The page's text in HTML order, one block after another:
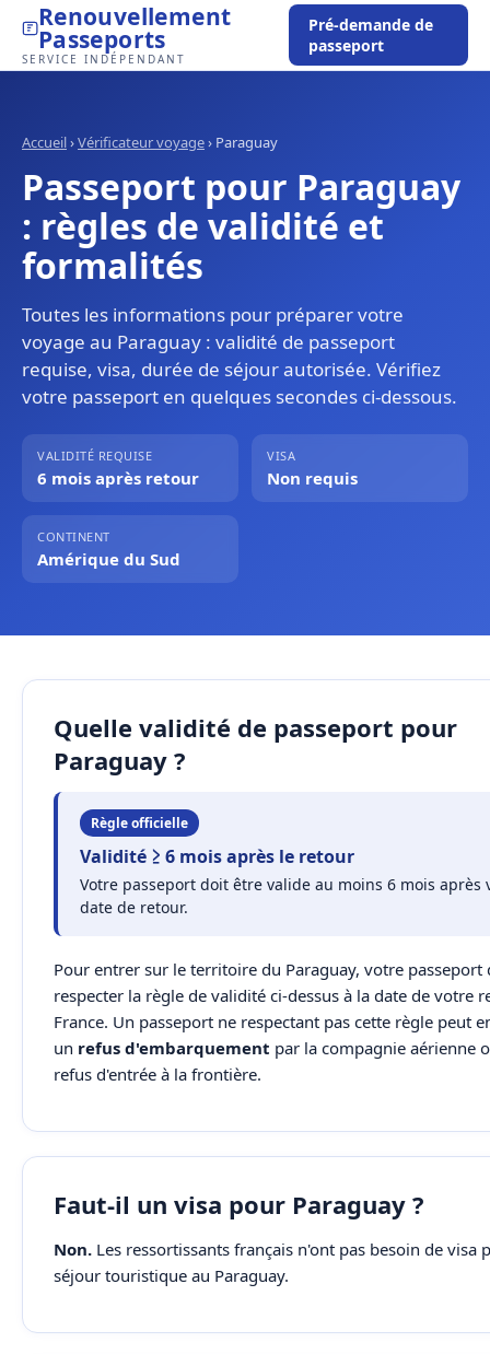
Renouvellement
Passeports
SERVICE INDÉPENDANT
Pré-demande de
passeport
Accueil›Vérificateur voyage› Paraguay
Passeport pour Paraguay
: règles de validité et
formalités
Toutes les informations pour préparer votre
voyage au Paraguay : validité de passeport
requise, visa, durée de séjour autorisée. Vérifiez
votre passeport en quelques secondes ci-dessous.
VALIDITÉ REQUISE
6 mois après retour
VISA
Non requis
CONTINENT
Amérique du Sud
Quelle validité de passeport pour
Paraguay ?
Règle officielle
Validité ≥ 6 mois après le retour
Votre passeport doit être valide au moins 6 mois après
date de retour.
Pour entrer sur le territoire du Paraguay, votre passeport
respecter la règle de validité ci-dessus à la date de votre
France. Un passeport ne respectant pas cette règle peut
un refus d'embarquement par la compagnie aérienne
refus d'entrée à la frontière.
Faut-il un visa pour Paraguay ?
Non. Les ressortissants français n'ont pas besoin de visa
séjour touristique au Paraguay.